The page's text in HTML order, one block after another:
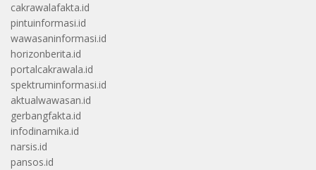
cakrawalafakta.id
pintuinformasi.id
wawasaninformasi.id
horizonberita.id
portalcakrawala.id
spektruminformasi.id
aktualwawasan.id
gerbangfakta.id
infodinamika.id
narsis.id
pansos.id